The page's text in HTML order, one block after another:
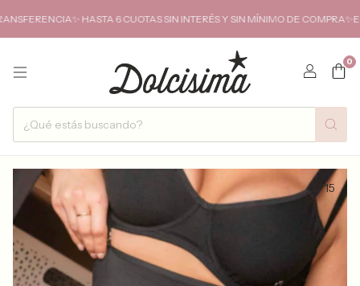
HASTA 6 CUOTAS SIN INTERÉS Y SIN MÍNIMO DE
0
/15